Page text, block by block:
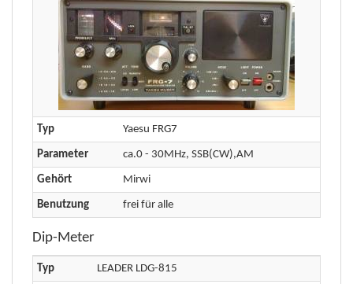
Typ Yaesu FRG7
Parameter ca.0 - 30MHz, SSB(CW),AM
Gehört Mirwi
Benutzung frei für alle
Dip-Meter
Typ LEADER LDG-815